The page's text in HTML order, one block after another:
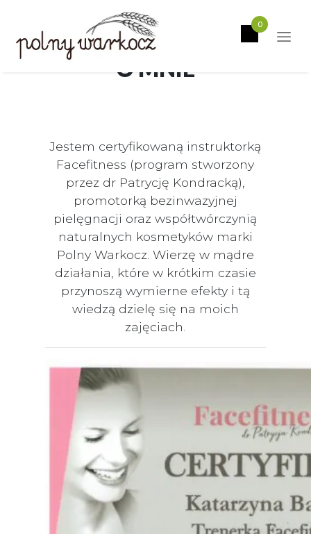
0
O MNIE
Jestem certyfikowaną instruktorką
Facefitness (program stworzony
przez dr Patrycję Kondracką),
promotorką bezinwazyjnej
pielęgnacji oraz współtwórczynią
naturalnych kosmetyków marki
Polny Warkocz. Wierzę w mądre
działania, które w krótkim czasie
przynoszą wymierne efekty i tą
wiedzą dzielę się na moich
zajęciach.